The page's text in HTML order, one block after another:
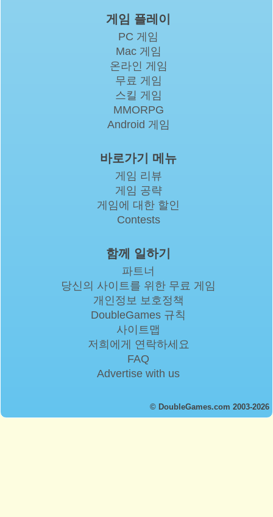
게임 플레이
PC 게임
Mac 게임
온라인 게임
무료 게임
스킬 게임
MMORPG
Android 게임
바로가기 메뉴
게임 리뷰
게임 공략
게임에 대한 할인
Contests
함께 일하기
파트너
당신의 사이트를 위한 무료 게임
개인정보 보호정책
DoubleGames 규칙
사이트맵
저희에게 연락하세요
FAQ
Advertise with us
© DoubleGames.com 2003-2026